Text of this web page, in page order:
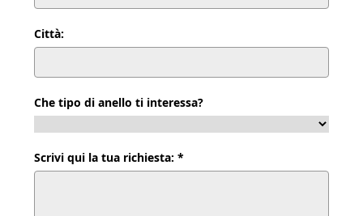
Città:
Che tipo di anello ti interessa?
Scrivi qui la tua richiesta: *